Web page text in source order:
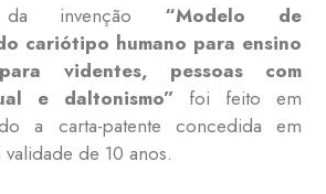
invenção “Modelo de
cariótipo humano para ensino
videntes, pessoas com
e daltonismo” foi feito em
a carta-patente concedida em
de 10 anos.